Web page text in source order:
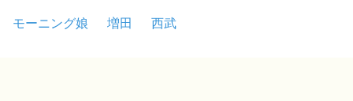
モーニング娘
増田 西武